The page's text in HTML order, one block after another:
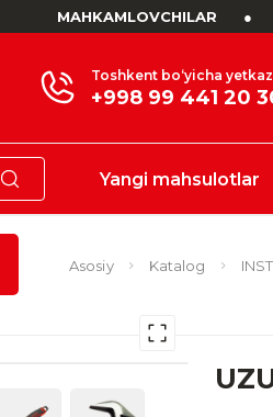
MAHKAMLOVCHILAR ●
Toshkent bo‘yicha
+998 99 441 20
Yangi mahsulotlar
Asosiy Katalog